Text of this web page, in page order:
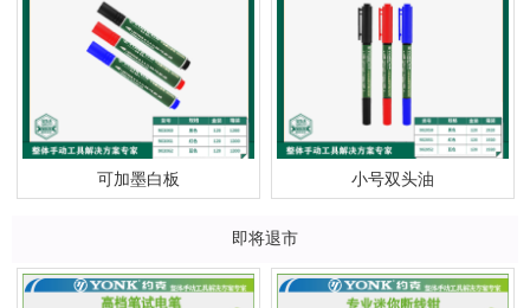
可加墨白板 小号双头油
即将退市